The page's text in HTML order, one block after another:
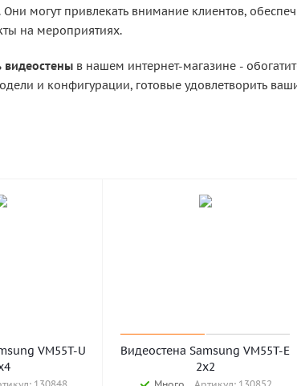
могут привлекать внимание клиентов,
на мероприятиях.
видеостены в нашем интернет-магазине -
и конфигурации, готовые удовлетворить
VM55T-U
Видеостена Samsung VM55T-E
2х2